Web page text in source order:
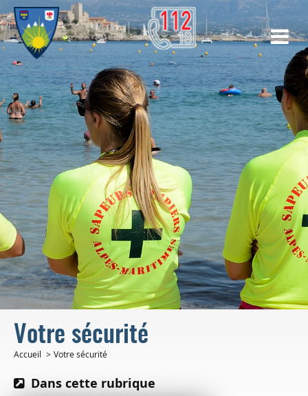
Votre sécurité
Accueil Votre sécurité
Dans cette rubrique